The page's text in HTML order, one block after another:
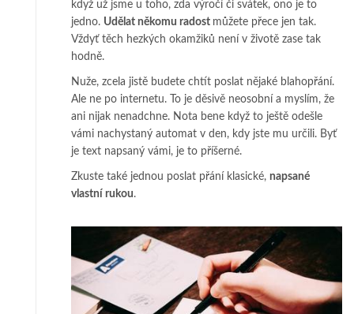
když už jsme u toho, zda výročí či svátek, ono je to
jedno. Udělat někomu radost můžete přece jen tak.
Vždyť těch hezkých okamžiků není v životě zase tak
hodně.
Nuže, zcela jistě budete chtít poslat nějaké blahopřání.
Ale ne po internetu. To je děsivě neosobní a myslím, že
ani nijak nenadchne. Nota bene když to ještě odešle
vámi nachystaný automat v den, kdy jste mu určili. Byť
je text napsaný vámi, je to příšerné.
Zkuste také jednou poslat přání klasické, napsané
vlastní rukou.